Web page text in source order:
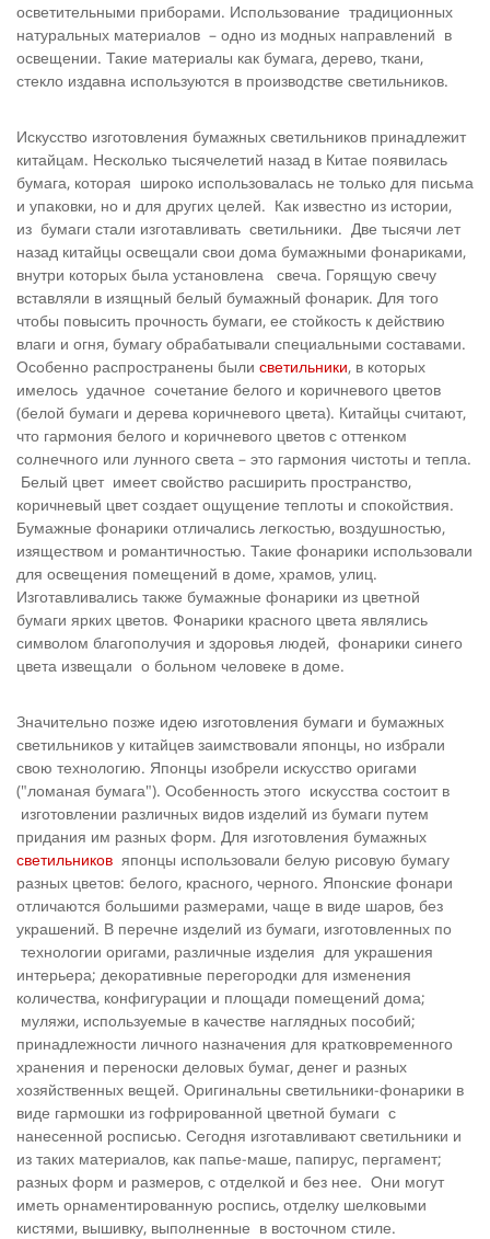
осветительными приборами. Использование традиционных
натуральных материалов – одно из модных направлений в
освещении. Такие материалы как бумага, дерево, ткани,
стекло издавна используются в производстве светильников.
Искусство изготовления бумажных светильников принадлежит
китайцам. Несколько тысячелетий назад в Китае появилась
бумага, которая широко использовалась не только для письма
и упаковки, но и для других целей. Как известно из истории,
из бумаги стали изготавливать светильники. Две тысячи лет
назад китайцы освещали свои дома бумажными фонариками,
внутри которых была установлена свеча. Горящую свечу
вставляли в изящный белый бумажный фонарик. Для того
чтобы повысить прочность бумаги, ее стойкость к действию
влаги и огня, бумагу обрабатывали специальными составами.
Особенно распространены были светильники, в которых
имелось удачное сочетание белого и коричневого цветов
(белой бумаги и дерева коричневого цвета). Китайцы считают,
что гармония белого и коричневого цветов с оттенком
солнечного или лунного света – это гармония чистоты и тепла.
Белый цвет имеет свойство расширить пространство,
коричневый цвет создает ощущение теплоты и спокойствия.
Бумажные фонарики отличались легкостью, воздушностью,
изяществом и романтичностью. Такие фонарики использовали
для освещения помещений в доме, храмов, улиц.
Изготавливались также бумажные фонарики из цветной
бумаги ярких цветов. Фонарики красного цвета являлись
символом благополучия и здоровья людей, фонарики синего
цвета извещали о больном человеке в доме.
Значительно позже идею изготовления бумаги и бумажных
светильников у китайцев заимствовали японцы, но избрали
свою технологию. Японцы изобрели искусство оригами
("ломаная бумага"). Особенность этого искусства состоит в
изготовлении различных видов изделий из бумаги путем
придания им разных форм. Для изготовления бумажных
светильников японцы использовали белую рисовую бумагу
разных цветов: белого, красного, черного. Японские фонари
отличаются большими размерами, чаще в виде шаров, без
украшений. В перечне изделий из бумаги, изготовленных по
технологии оригами, различные изделия для украшения
интерьера; декоративные перегородки для изменения
количества, конфигурации и площади помещений дома;
муляжи, используемые в качестве наглядных пособий;
принадлежности личного назначения для кратковременного
хранения и переноски деловых бумаг, денег и разных
хозяйственных вещей. Оригинальны светильники-фонарики в
виде гармошки из гофрированной цветной бумаги с
нанесенной росписью. Сегодня изготавливают светильники и
из таких материалов, как папье-маше, папирус, пергамент;
разных форм и размеров, с отделкой и без нее. Они могут
иметь орнаментированную роспись, отделку шелковыми
кистями, вышивку, выполненные в восточном стиле.